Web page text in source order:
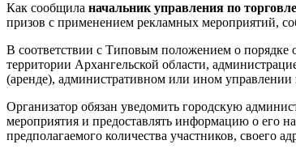
Как сообщила начальник управления по
призов с применением рекламных мероприятий,
В соответствии с Типовым положением о порядке
территории Архангельской области,
(аренде), административном или ином управлении
Организатор обязан уведомить городскую
мероприятия и предоставлять информацию о его
предполагаемого количества участников, своего